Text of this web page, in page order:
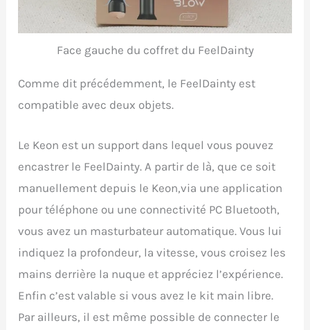
Face gauche du coffret du FeelDainty
Comme dit précédemment, le FeelDainty est
compatible avec deux objets.
Le Keon est un support dans lequel vous pouvez
encastrer le FeelDainty. A partir de là, que ce soit
manuellement depuis le Keon,via une application
pour téléphone ou une connectivité PC Bluetooth,
vous avez un masturbateur automatique. Vous lui
indiquez la profondeur, la vitesse, vous croisez les
mains derrière la nuque et appréciez l’expérience.
Enfin c’est valable si vous avez le kit main libre.
Par ailleurs, il est même possible de connecter le